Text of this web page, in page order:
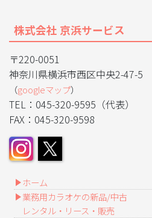
株式会社 京浜サービス
〒220-0051
神奈川県横浜市西区中央2-47-5
（googleマップ）
TEL：045-320-9595（代表）
FAX：045-320-9598
ホーム
業務用カラオケの新品/中古
レンタル・リース・販売